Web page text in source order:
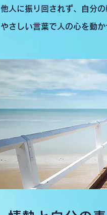
他人に振り回されず、自分
やさしい言葉で人の心を動